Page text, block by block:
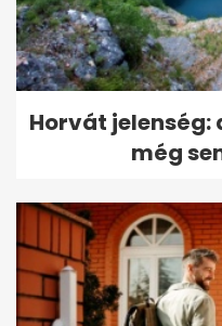
Horvát
még